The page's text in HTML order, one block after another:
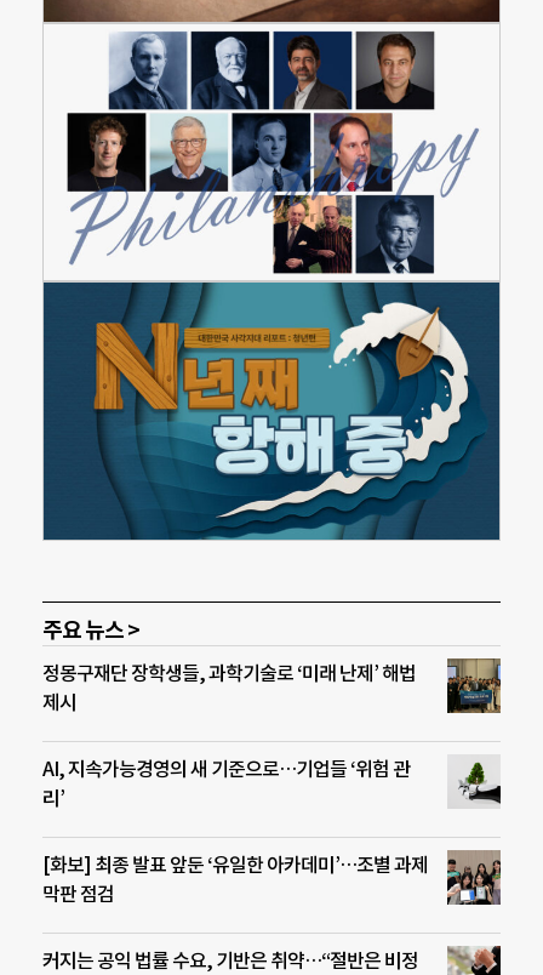
주요 뉴스 >
정몽구재단 장학생들, 과학기술로 ‘미래 난제’ 해법
제시
AI, 지속가능경영의 새 기준으로…기업들 ‘위험 관
리’
[화보] 최종 발표 앞둔 ‘유일한 아카데미’…조별 과제
막판 점검
커지는 공익 법률 수요, 기반은 취약…“절반은 비정